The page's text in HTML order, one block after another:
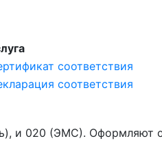
соответствия
соответствия
и 020 (ЭМС). Оформляют